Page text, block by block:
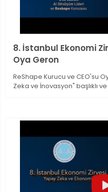
8. İstanbul Ekonomi
Oya Geron
ReShape Kurucu ve CEO'su
Zeka ve İnovasyon" başlıklı